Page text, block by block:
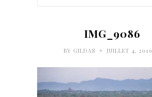
IMG_9086
BY GILDAS • JUILLET 4, 2019